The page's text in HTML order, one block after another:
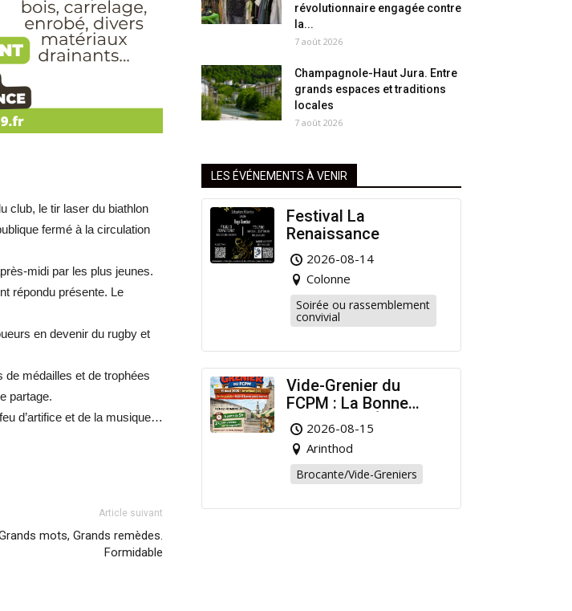
club, le tir laser du biathlon
fermé à la circulation
midi par les plus jeunes.
répondu présente. Le
en devenir du rugby et
de médailles et de trophées
partage.
d’artifice et de la musique…
Article suivant
mots, Grands remèdes.
Formidable
révolutionnaire engagée contre
la...
7 août 2026
Champagnole-Haut Jura. Entre
grands espaces et traditions
locales
7 août 2026
LES ÉVÉNEMENTS À VENIR
Festival La
Renaissance
2026-08-14
Colonne
Soirée ou rassemblement
convivial
Vide-Grenier du
FCPM : La Bonne
Affaire de l’Été à
Arinthod !
2026-08-15
Arinthod
Brocante/Vide-Greniers